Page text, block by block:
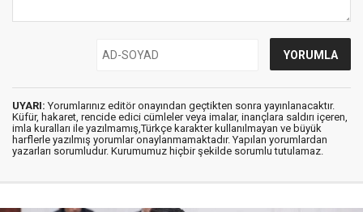
UYARI: Yorumlarınız editör onayından geçtikten sonra yayınlanacaktır.
Küfür, hakaret, rencide edici cümleler veya imalar, inançlara saldırı içeren,
imla kuralları ile yazılmamış,Türkçe karakter kullanılmayan ve büyük
harflerle yazılmış yorumlar onaylanmamaktadır. Yapılan yorumlardan
yazarları sorumludur. Kurumumuz hiçbir şekilde sorumlu tutulamaz.